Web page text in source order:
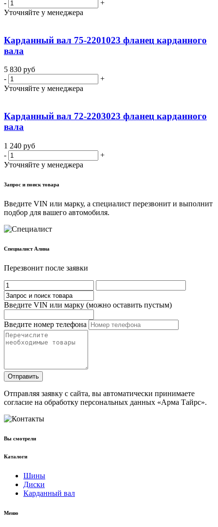
-
+
Уточняйте у менеджера
Карданный вал 75-2201023 фланец карданного
вала
5 830 руб
-
+
Уточняйте у менеджера
Карданный вал 72-2203023 фланец карданного
вала
1 240 руб
-
+
Уточняйте у менеджера
Запрос и поиск товара
Введите VIN или марку, а специалист перезвонит и выполнит
подбор для вашего автомобиля.
Cпециалист Алина
Перезвонит после заявки
Введите VIN или марку (можно оставить пустым)
Введите номер телефона
Отправить
Отправляя заявку с сайта, вы автоматически принимаете
согласие на обработку персональных данных «Арма Тайрс».
Вы смотрели
Каталоги
Шины
Диски
Карданный вал
Меню